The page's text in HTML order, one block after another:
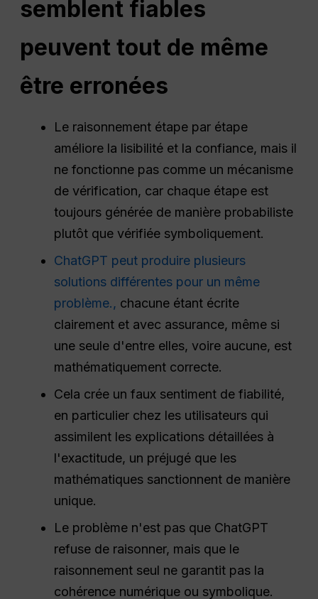
semblent fiables
peuvent tout de même
être erronées
Le raisonnement étape par étape
améliore la lisibilité et la confiance, mais il
ne fonctionne pas comme un mécanisme
de vérification, car chaque étape est
toujours générée de manière probabiliste
plutôt que vérifiée symboliquement.
ChatGPT peut produire plusieurs
solutions différentes pour un même
problème., chacune étant écrite
clairement et avec assurance, même si
une seule d'entre elles, voire aucune, est
mathématiquement correcte.
Cela crée un faux sentiment de fiabilité,
en particulier chez les utilisateurs qui
assimilent les explications détaillées à
l'exactitude, un préjugé que les
mathématiques sanctionnent de manière
unique.
Le problème n'est pas que ChatGPT
refuse de raisonner, mais que le
raisonnement seul ne garantit pas la
cohérence numérique ou symbolique.